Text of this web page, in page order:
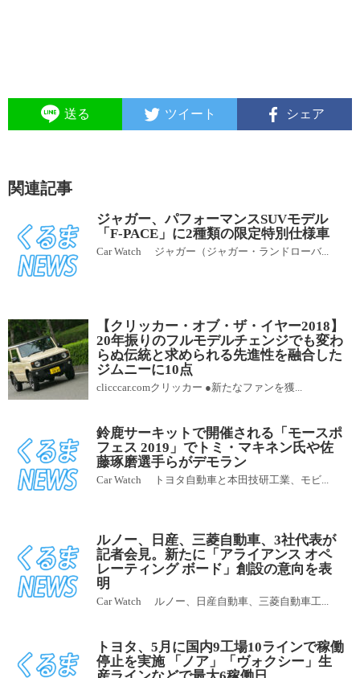
送る ツイート シェア
関連記事
ジャガー、パフォーマンスSUVモデル
「F-PACE」に2種類の限定特別仕様車
Car Watch ジャガー（ジャガー・ランドローバ...
【クリッカー・オブ・ザ・イヤー2018】
20年振りのフルモデルチェンジでも変わ
らぬ伝統と求められる先進性を融合した
ジムニーに10点
clicccar.comクリッカー ●新たなファンを獲...
鈴鹿サーキットで開催される「モースポ
フェス 2019」でトミ・マキネン氏や佐
藤琢磨選手らがデモラン
Car Watch トヨタ自動車と本田技研工業、モビ...
ルノー、日産、三菱自動車、3社代表が
記者会見。新たに「アライアンス オペ
レーティング ボード」創設の意向を表
明
Car Watch ルノー、日産自動車、三菱自動車工...
トヨタ、5月に国内9工場10ラインで稼働
停止を実施 「ノア」「ヴォクシー」生